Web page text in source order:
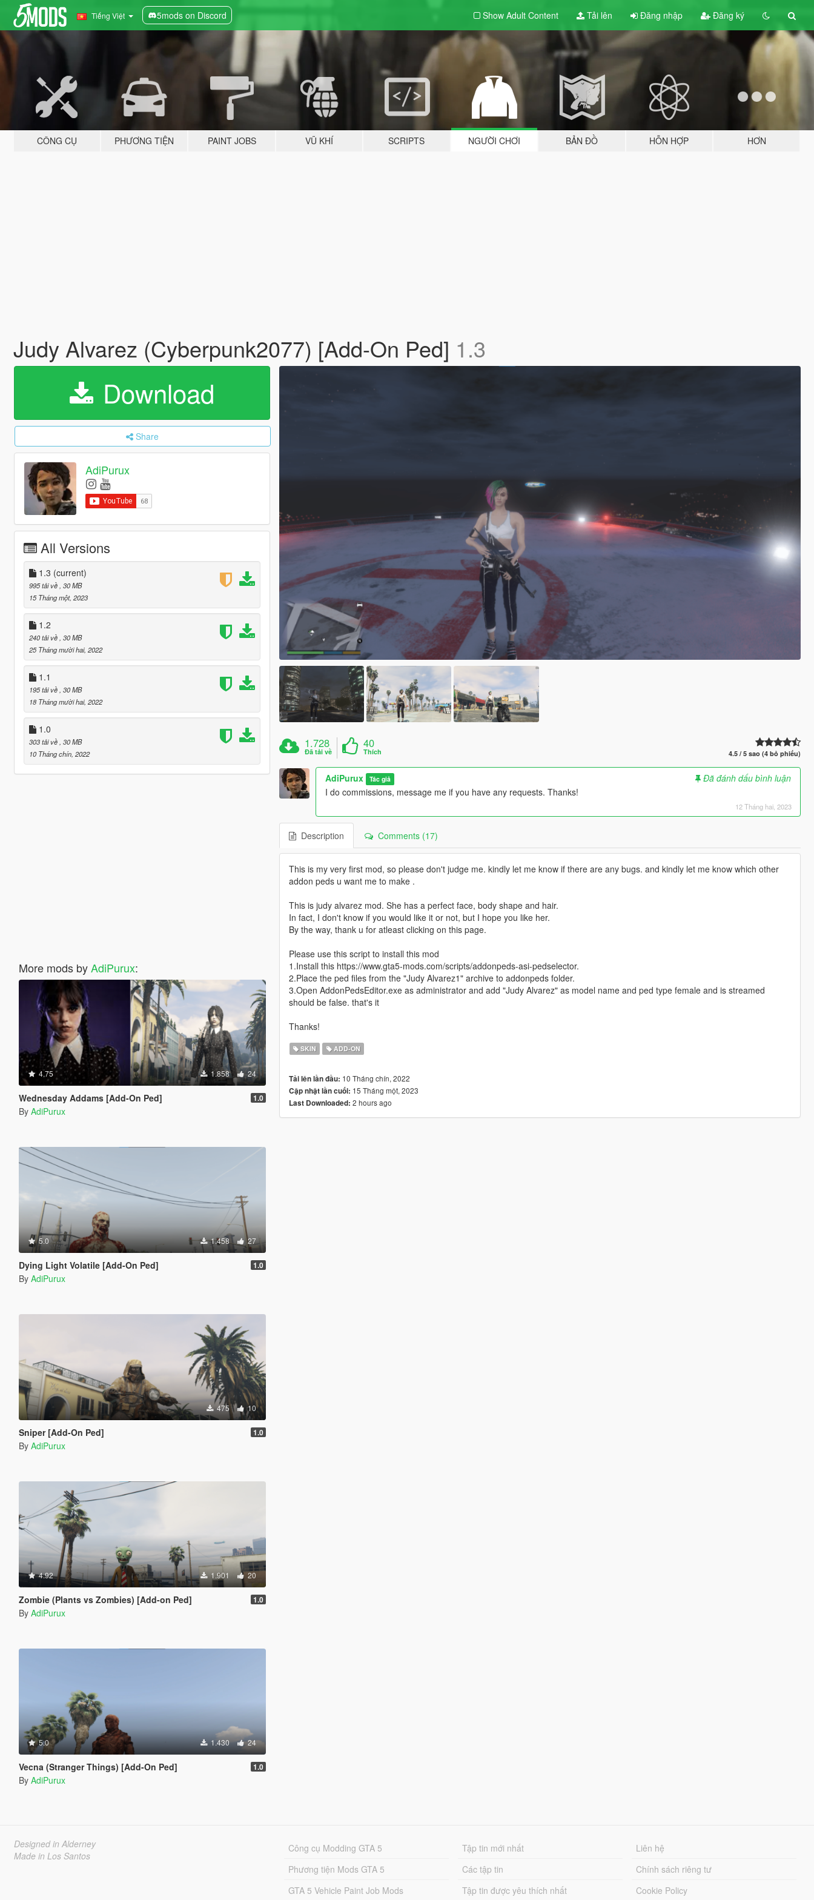
Tiếng Việt 5mods on Discord Show Adult Content Tải lên Đăng nhập Đăng ký
CÔNG CỤ PHƯƠNG TIỆN PAINT JOBS VŨ KHÍ SCRIPTS NGƯỜI CHƠI BẢN ĐỒ HỖN HỢP HƠN
Judy Alvarez (Cyberpunk2077) [Add-On Ped] 1.3
Download
Share
AdiPurux
All Versions
1.3 (current)
995 tải về , 30 MB
15 Tháng một, 2023
1.2
240 tải về , 30 MB
25 Tháng mười hai, 2022
1.1
195 tải về , 30 MB
18 Tháng mười hai, 2022
1.0
303 tải về , 30 MB
10 Tháng chín, 2022
More mods byAdiPurux:
4.75 1.858 24
Wednesday Addams [Add-On Ped] 1.0
By AdiPurux
5.0 1.458 27
Dying Light Volatile [Add-On Ped] 1.0
By AdiPurux
475 10
Sniper [Add-On Ped] 1.0
By AdiPurux
4.92 1.901 20
Zombie (Plants vs Zombies) [Add-on Ped] 1.0
By AdiPurux
5.0 1.430 24
Vecna (Stranger Things) [Add-On Ped] 1.0
By AdiPurux
1.728
Đã tải về
40
Thích 4.5 / 5 sao (4 bỏ phiếu)
AdiPurux Tác giả
Đã đánh dấu bình luận
I do commissions, message me if you have any requests. Thanks!
12 Tháng hai, 2023
Description Comments (17)
This is my very first mod, so please don't judge me. kindly let me know if there are any bugs. and kindly let me know which other
addon peds u want me to make .
This is judy alvarez mod. She has a perfect face, body shape and hair.
In fact, I don't know if you would like it or not, but I hope you like her.
By the way, thank u for atleast clicking on this page.
Please use this script to install this mod
1.Install this https://www.gta5-mods.com/scripts/addonpeds-asi-pedselector.
2.Place the ped files from the "Judy Alvarez1" archive to addonpeds folder.
3.Open AddonPedsEditor.exe as administrator and add "Judy Alvarez" as model name and ped type female and is streamed
should be false. that's it
Thanks!
SKIN ADD-ON
Tải lên lần đầu: 10 Tháng chín, 2022
Cập nhật lần cuối: 15 Tháng một, 2023
Last Downloaded: 2 hours ago
Designed in Alderney
Made in Los Santos
Công cụ Modding GTA 5
Phương tiện Mods GTA 5
GTA 5 Vehicle Paint Job Mods
Tập tin mới nhất
Các tập tin
Tập tin được yêu thích nhất
Liên hệ
Chính sách riêng tư
Cookie Policy